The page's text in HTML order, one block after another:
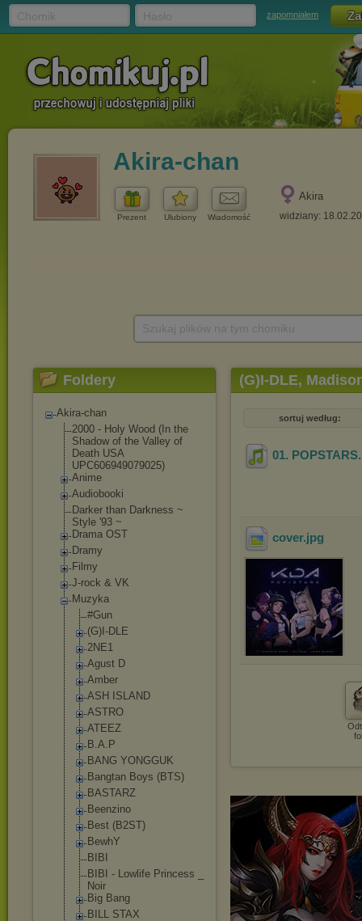
zapomniałem
Akira-chan
Prezent Ulubiony Wiadomość
Akira
widziany:
Foldery
Akira-chan
2000 - Holy Wood (In the
Shadow of the Valley of
Death USA
UPC606949079025)
Anime
Audiobooki
Darker than Darkness ~
Style '93 ~
Drama OST
Dramy
Filmy
J-rock & VK
Muzyka
#Gun
(G)I-DLE
2NE1
Agust D
Amber
ASH ISLAND
ASTRO
ATEEZ
B.A.P
BANG YONGGUK
Bangtan Boys (BTS)
BASTARZ
Beenzino
Best (B2ST)
BewhY
BIBI
BIBI - Lowlife Princess _
Noir
Big Bang
BILL STAX
(G)I-DLE,
sortuj według:
01. POPSTARS
cover.jpg